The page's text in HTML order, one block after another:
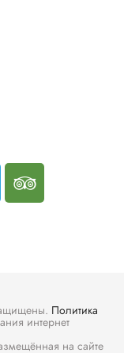
Политика
интернет
на сайте